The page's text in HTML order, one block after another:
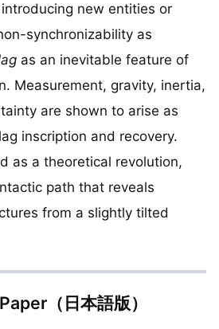
new entities or
synchronizability as
as an inevitable feature of
Measurement, gravity, inertia,
are shown to arise as
inscription and recovery.
as a theoretical revolution,
path that reveals
from a slightly tilted
（日本語版）